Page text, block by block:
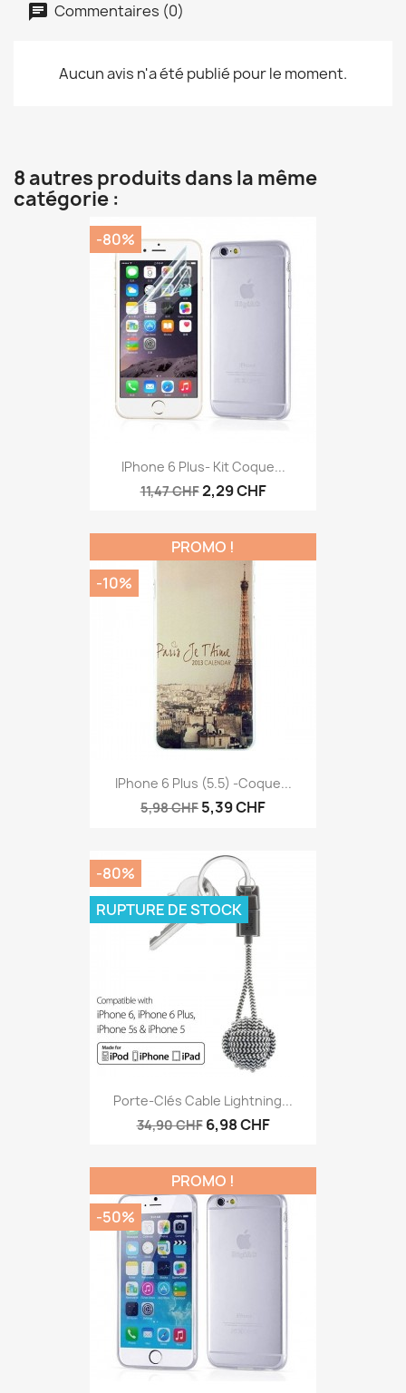
Commentaires (0)
Aucun avis n'a été publié pour le moment.
8 autres produits dans la même
catégorie :
IPhone 6 Plus- Kit Coque...
11,47 CHF2,29 CHF
-80%
IPhone 6 Plus (5.5) -coque...
5,98 CHF 5,39 CHF
PROMO !
-10%
Porte-Clés Cable Lightning...
34,90 CHF 6,98 CHF
-80%
RUPTURE DE STOCK
PROMO !
-50%